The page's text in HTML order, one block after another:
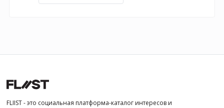
FLIIST - это социальная платформа-каталог интересов и